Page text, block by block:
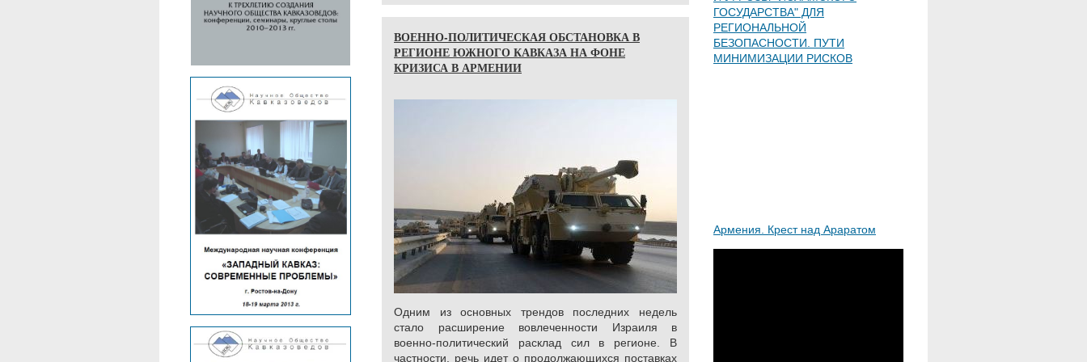
ВОЕННО-ПОЛИТИЧЕСКАЯ ОБСТАНОВКА В
РЕГИОНЕ ЮЖНОГО КАВКАЗА НА ФОНЕ
КРИЗИСА В АРМЕНИИ
Одним из основных трендов последних недель
стало расширение вовлеченности Израиля в
военно-политический расклад сил в регионе. В
частности, речь идет о продолжающихся поставках
ГОСУДАРСТВА" ДЛЯ
РЕГИОНАЛЬНОЙ
БЕЗОПАСНОСТИ. ПУТИ
МИНИМИЗАЦИИ РИСКОВ
Армения. Крест над Араратом